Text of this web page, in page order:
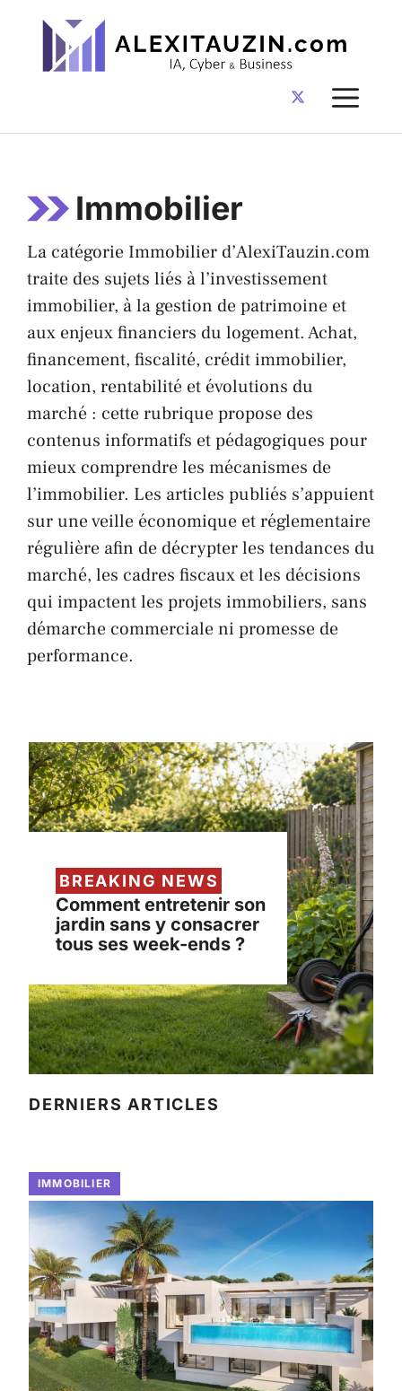
contenu
Immobilier
La catégorie Immobilier d’AlexiTauzin.com
traite des sujets liés à l’investissement
immobilier, à la gestion de patrimoine et
aux enjeux financiers du logement. Achat,
financement, fiscalité, crédit immobilier,
location, rentabilité et évolutions du
marché : cette rubrique propose des
contenus informatifs et pédagogiques pour
mieux comprendre les mécanismes de
l’immobilier. Les articles publiés s’appuient
sur une veille économique et réglementaire
régulière afin de décrypter les tendances du
marché, les cadres fiscaux et les décisions
qui impactent les projets immobiliers, sans
démarche commerciale ni promesse de
performance.
BREAKING NEWS
Comment entretenir son
jardin sans y consacrer
tous ses week-ends ?
DERNIERS ARTICLES
IMMOBILIER